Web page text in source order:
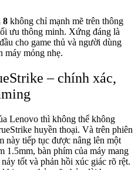
8 không chỉ mạnh mẽ trên thông
ưu thông minh. Xứng đáng là
cho game thủ và người dùng
máy mỏng nhẹ.
– chính xác,
Lenovo thì không thể không
huyền thoại. Và trên phiên
này tiếp tục được nâng lên một
1.5mm, bàn phím của máy mang
tốt và phản hồi xúc giác rõ rệt.